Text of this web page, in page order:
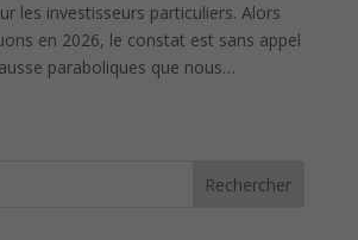
les investisseurs particuliers. Alors
en 2026, le constat est sans appel
paraboliques que nous…
Rechercher